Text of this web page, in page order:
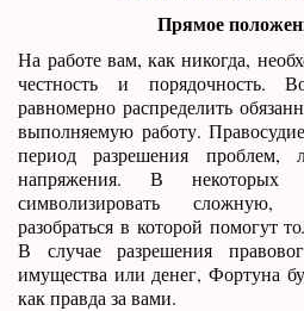
Прямое
На работе вам, как никогда,
честность и порядочность.
равномерно распределить
выполняемую работу.
период разрешения проблем,
напряжения. В некоторых
символизировать сложную,
разобраться в которой помогут
В случае разрешения
имущества или денег, Фортуна
как правда за вами.